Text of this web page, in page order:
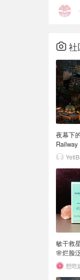
说：来
欧洲大
社
夜幕下
敏干救
🌸烂脸